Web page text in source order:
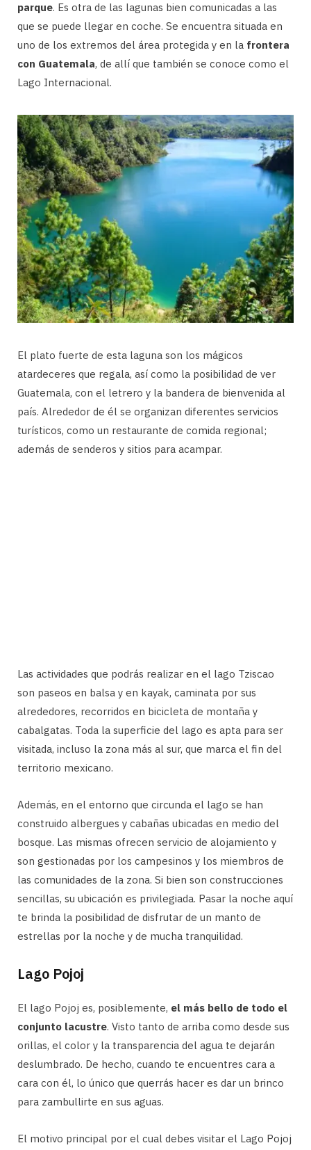
parque. Es otra de las lagunas bien comunicadas a las
que se puede llegar en coche. Se encuentra situada en
uno de los extremos del área protegida y en la frontera
con Guatemala, de allí que también se conoce como el
Lago Internacional.
El plato fuerte de esta laguna son los mágicos
atardeceres que regala, así como la posibilidad de ver
Guatemala, con el letrero y la bandera de bienvenida al
país. Alrededor de él se organizan diferentes servicios
turísticos, como un restaurante de comida regional;
además de senderos y sitios para acampar.
Las actividades que podrás realizar en el lago Tziscao
son paseos en balsa y en kayak, caminata por sus
alrededores, recorridos en bicicleta de montaña y
cabalgatas. Toda la superficie del lago es apta para ser
visitada, incluso la zona más al sur, que marca el fin del
territorio mexicano.
Además, en el entorno que circunda el lago se han
construido albergues y cabañas ubicadas en medio del
bosque. Las mismas ofrecen servicio de alojamiento y
son gestionadas por los campesinos y los miembros de
las comunidades de la zona. Si bien son construcciones
sencillas, su ubicación es privilegiada. Pasar la noche aquí
te brinda la posibilidad de disfrutar de un manto de
estrellas por la noche y de mucha tranquilidad.
Lago Pojoj
El lago Pojoj es, posiblemente, el más bello de todo el
conjunto lacustre. Visto tanto de arriba como desde sus
orillas, el color y la transparencia del agua te dejarán
deslumbrado. De hecho, cuando te encuentres cara a
cara con él, lo único que querrás hacer es dar un brinco
para zambullirte en sus aguas.
El motivo principal por el cual debes visitar el Lago Pojoj